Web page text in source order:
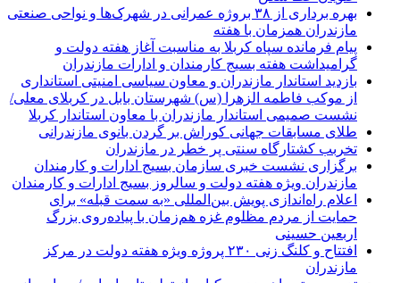
بهره برداری از ۳۸ بروژه عمرانی در شهرک‌ها و نواحی صنعتی
مازندران همزمان با هفته
پیام فرمانده سپاه کربلا به مناسبت آغاز هفته دولت و
گرامیداشت هفته بسیج کارمندان و ادارات مازندران
بازدید استاندار مازندران و معاون سیاسی امنیتی استانداری
از موکب فاطمه الزهرا (س) شهرستان بابل در کربلای معلی/
نشست صمیمی استاندار مازندران با معاون استاندار کربلا
طلای مسابقات جهانی کوراش بر گردن بانوی مازندرانی
تخربب کشتارگاه سنتی پر خطر در مازندران
برگزاری نشست خبری سازمان بسیج ادارات و کارمندان
مازندران ویژه هفته دولت و سالروز بسیج ادارات و کارمندان
اعلام راه‌اندازی پویش بین‌المللی «به سمت قبله» برای
حمایت از مردم مظلوم غزه هم‌زمان با پیاده‌روی بزرگ
اربعین حسینی
افتتاح و کلنگ زنی ۲۳۰ پروژه ویژه هفته دولت در مرکز
مازندران